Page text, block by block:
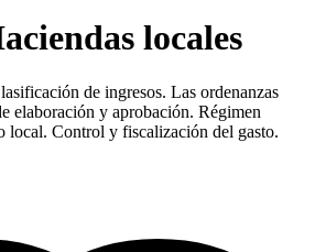
locales
de ingresos. Las ordenanzas
elaboración y aprobación. Régimen
local. Control y fiscalización del gasto.